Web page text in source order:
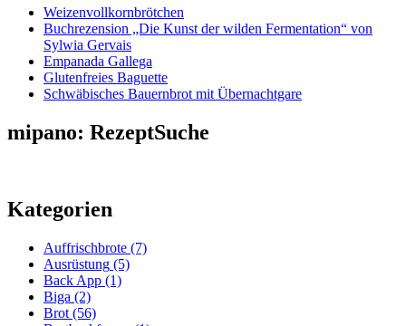
Weizenvollkornbrötchen
Buchrezension „Die Kunst der wilden Fermentation“ von
Sylwia Gervais
Empanada Gallega
Glutenfreies Baguette
Schwäbisches Bauernbrot mit Übernachtgare
mipano: RezeptSuche
Kategorien
Auffrischbrote (7)
Ausrüstung (5)
Back App (1)
Biga (2)
Brot (56)